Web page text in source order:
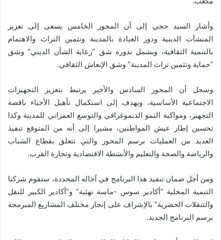
وأشار السيد حجي إلى أن المحور الخامس يسعى إلى تعزيز
المنشآت الدينية ودور العبادة بالمدينة وتثمين التراث والاهتمام
بالتنمية الثقافية، ويشمل بدوره شق “رعاية الشأن الديني” وشق
“حماية وتثمين تراث المدينة” وشق الإنعاش الثقافي.
وسجل أن المحور السادس والأخير يرتبط بتعزيز التجهيزات
الاجتماعية الأساسية، ويهدف إلى استكمال تأهيل الأحياء ناقصة
التجهيز، ومواكبة النمو الديموغرافي والتوسع العمراني للمدينة وكذا
تحسين إطار عيش المواطنين، مشيرا إلى أنه من المتوقع تنفيذ
العديد من العمليات برسم المحور والتي تتعلق بقطاع الشباب
والرياضة والصحة والتعليم والأنشطة الاقتصادية وتجارة القرب.
ومن أجل ضمان تنفيذ هذا البرنامج في آجاله المحددة، ستقوم شركتا
التنمية المحلية “أكادير سوس -ماسة تهئية” و”أكادير الكبير للنقل
والتنقلات الحضرية” بالإشراف على إنجاز مختلف المشاريع المبرمجة
برسم البرنامج الجديد.